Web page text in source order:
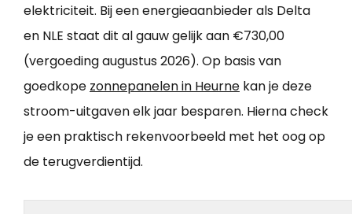
elektriciteit. Bij een energieaanbieder als Delta
en NLE staat dit al gauw gelijk aan €730,00
(vergoeding augustus 2026). Op basis van
goedkope zonnepanelen in Heurne kan je deze
stroom-uitgaven elk jaar besparen. Hierna check
je een praktisch rekenvoorbeeld met het oog op
de terugverdientijd.